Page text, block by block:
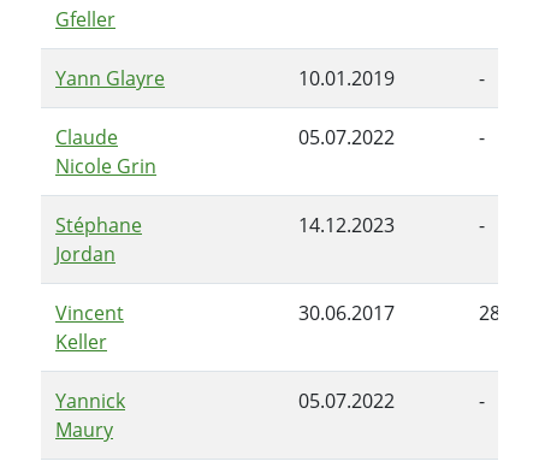
Gfeller
Yann Glayre 10.01.2019 -
Claude
Nicole Grin
05.07.2022 -
Stéphane
Jordan
14.12.2023 -
Vincent
Keller
30.06.2017
Yannick
Maury
05.07.2022 -